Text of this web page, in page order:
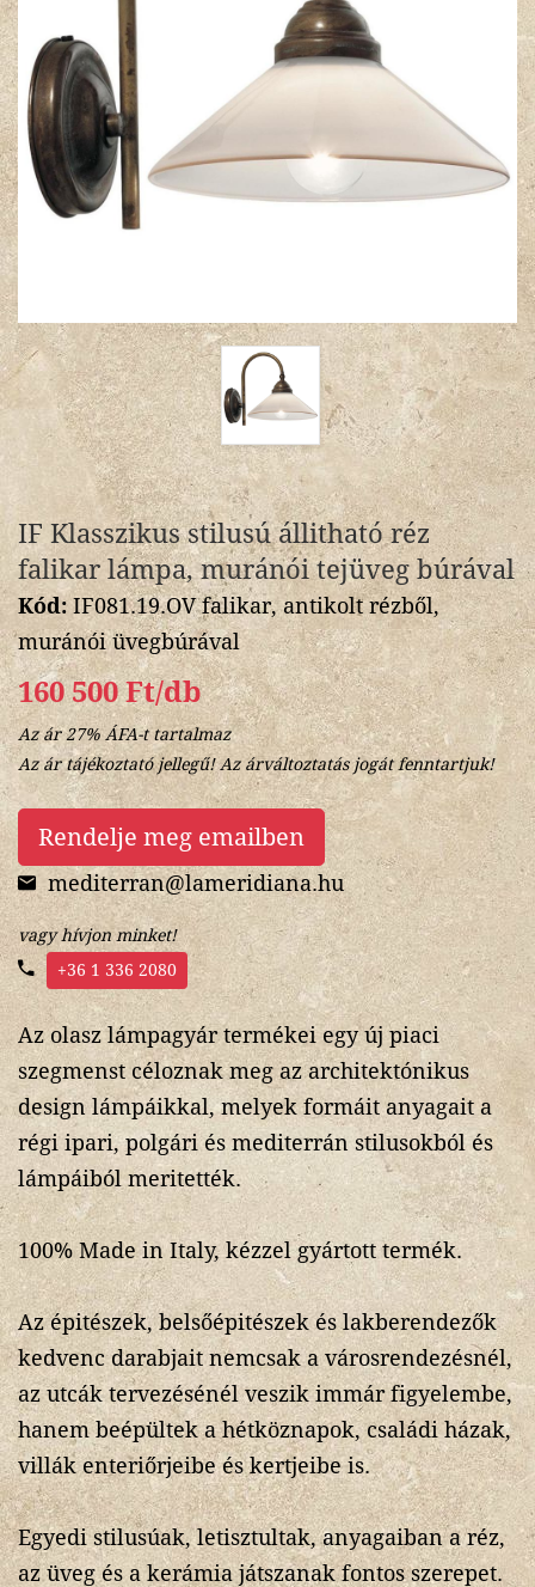
IF Klasszikus stilusú állitható réz
falikar lámpa, muránói tejüveg búrával
Kód:IF081.19.OV falikar, antikolt rézből,
muránói üvegbúrával
160 500 Ft/db
Az ár 27% ÁFA-t tartalmaz
Az ár tájékoztató jellegű! Az árváltoztatás jogát fenntartjuk!
Rendelje meg emailben
mediterran@lameridiana.hu
vagy hívjon minket!
+36 1 336 2080
Az olasz lámpagyár termékei egy új piaci
szegmenst céloznak meg az architektónikus
design lámpáikkal, melyek formáit anyagait a
régi ipari, polgári és mediterrán stilusokból és
lámpáiból meritették.
100% Made in Italy, kézzel gyártott termék.
Az épitészek, belsőépitészek és lakberendezők
kedvenc darabjait nemcsak a városrendezésnél,
az utcák tervezésénél veszik immár figyelembe,
hanem beépültek a hétköznapok, családi házak,
villák enteriőrjeibe és kertjeibe is.
Egyedi stilusúak, letisztultak, anyagaiban a réz,
az üveg és a kerámia játszanak fontos szerepet.